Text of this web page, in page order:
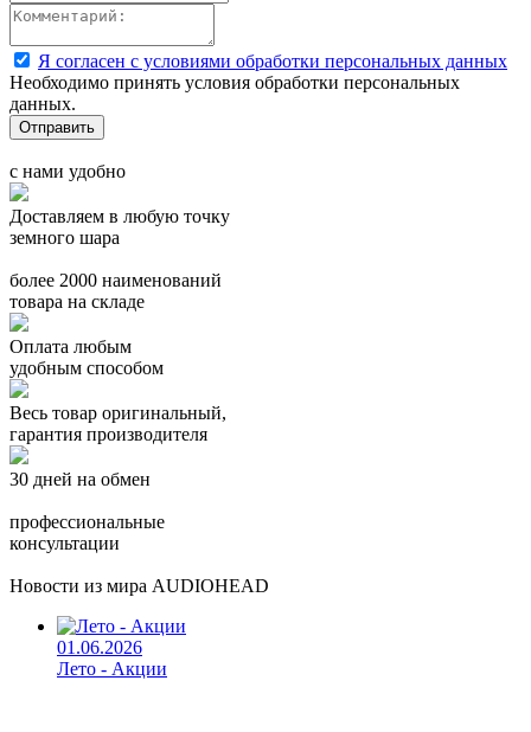
Я согласен с условиями обработки персональных данных
Необходимо принять условия обработки персональных
данных.
с нами удобно
Доставляем в любую точку
земного шара
более 2000 наименований
товара на складе
Оплата любым
удобным способом
Весь товар оригинальный,
гарантия производителя
30 дней на обмен
профессиональные
консультации
Новости из мира AUDIOHEAD
01.06.2026
Лето - Акции